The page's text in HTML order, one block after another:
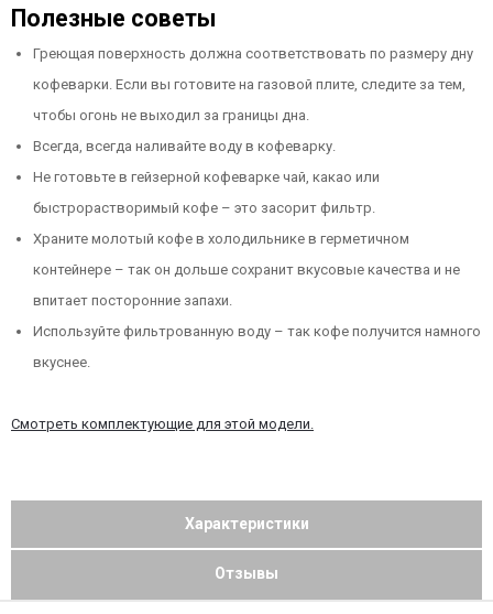
Полезные советы
Греющая поверхность должна соответствовать по размеру дну
кофеварки. Если вы готовите на газовой плите, следите за тем,
чтобы огонь не выходил за границы дна.
Всегда, всегда наливайте воду в кофеварку.
Не готовьте в гейзерной кофеварке чай, какао или
быстрорастворимый кофе – это засорит фильтр.
Храните молотый кофе в холодильнике в герметичном
контейнере – так он дольше сохранит вкусовые качества и не
впитает посторонние запахи.
Используйте фильтрованную воду – так кофе получится намного
вкуснее.
Смотреть комплектующие для этой модели.
Характеристики
Отзывы